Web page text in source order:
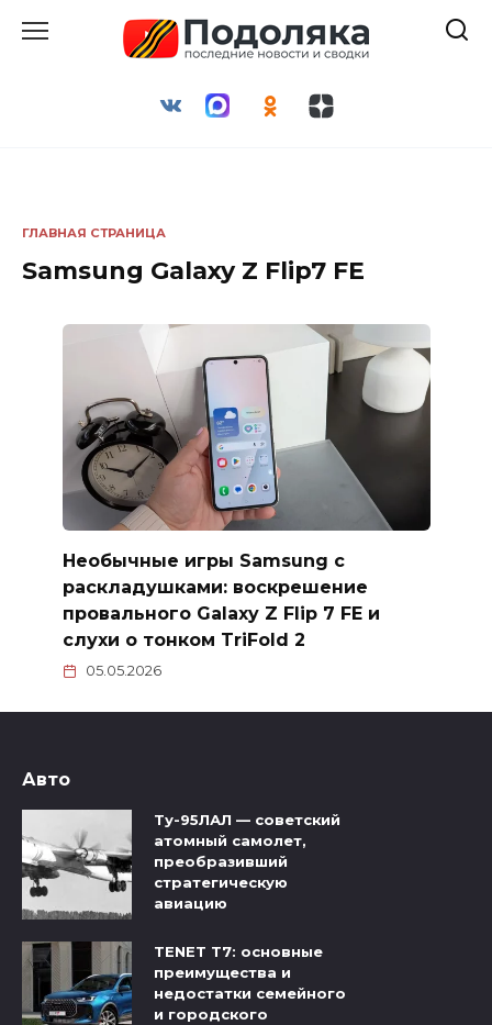
ГЛАВНАЯ СТРАНИЦА
Samsung Galaxy Z Flip7 FE
Необычные игры Samsung с
раскладушками: воскрешение
провального Galaxy Z Flip 7 FE и
слухи о тонком TriFold 2
05.05.2026
Авто
Ту-95ЛАЛ — советский
атомный самолет,
преобразивший
стратегическую
авиацию
TENET T7: основные
преимущества и
недостатки семейного
и городского